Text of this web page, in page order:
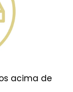
acima de